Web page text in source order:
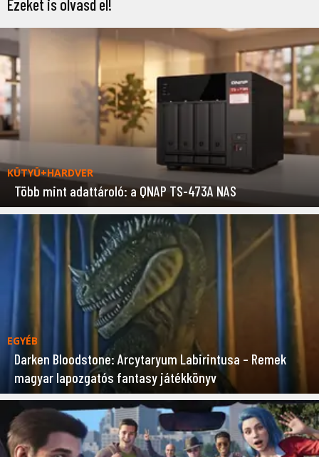
Ezeket is olvasd el!
KÜTYÜ+HARDVER
Több mint adattároló: a QNAP TS-473A NAS
EGYÉB
Darken Bloodstone: Arcytaryum Labirintusa – Remek
magyar lapozgatós fantasy játékkönyv